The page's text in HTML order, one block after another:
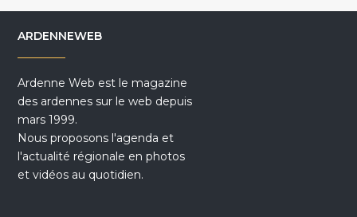
ARDENNEWEB
Ardenne Web est le magazine
des ardennes sur le web depuis
mars 1999.
Nous proposons l'agenda et
l'actualité régionale en photos
et vidéos au quotidien.